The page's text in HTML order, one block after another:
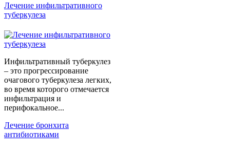
Лечение инфильтративного
туберкулеза
Инфильтративный туберкулез
– это прогрессирование
очагового туберкулеза легких,
во время которого отмечается
инфильтрация и
перифокальное...
Лечение бронхита
антибиотиками